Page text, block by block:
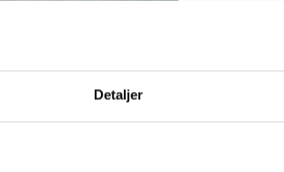
Detaljer